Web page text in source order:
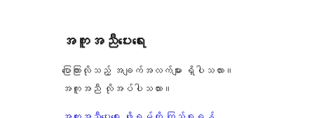
အကူအညီပေးရေး
ပြောကြားလိုသည့် အချက်အလက်များ ရှိပါသလား။
အကူအညီ လိုအပ်ပါသလား။